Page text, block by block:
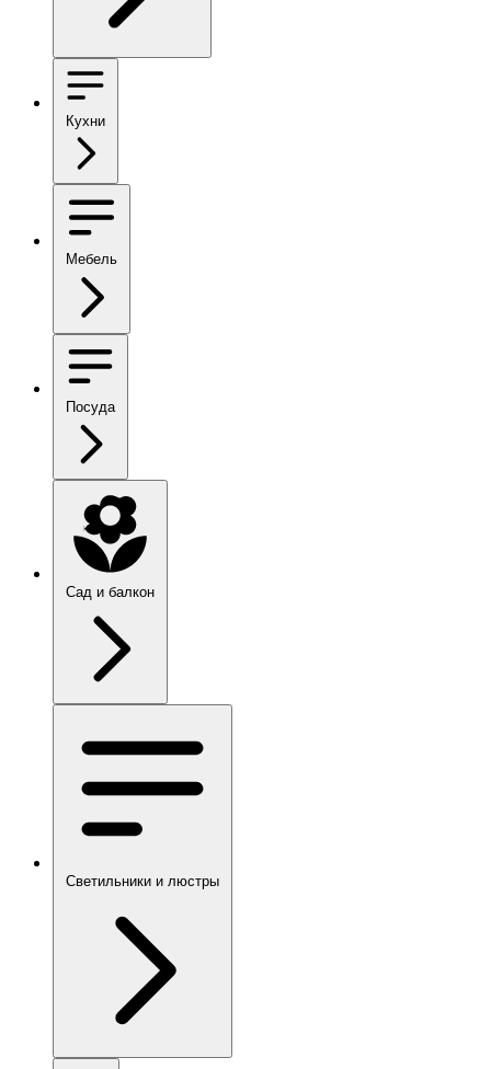
Кухни
Мебель
Посуда
Сад и балкон
Светильники и люстры